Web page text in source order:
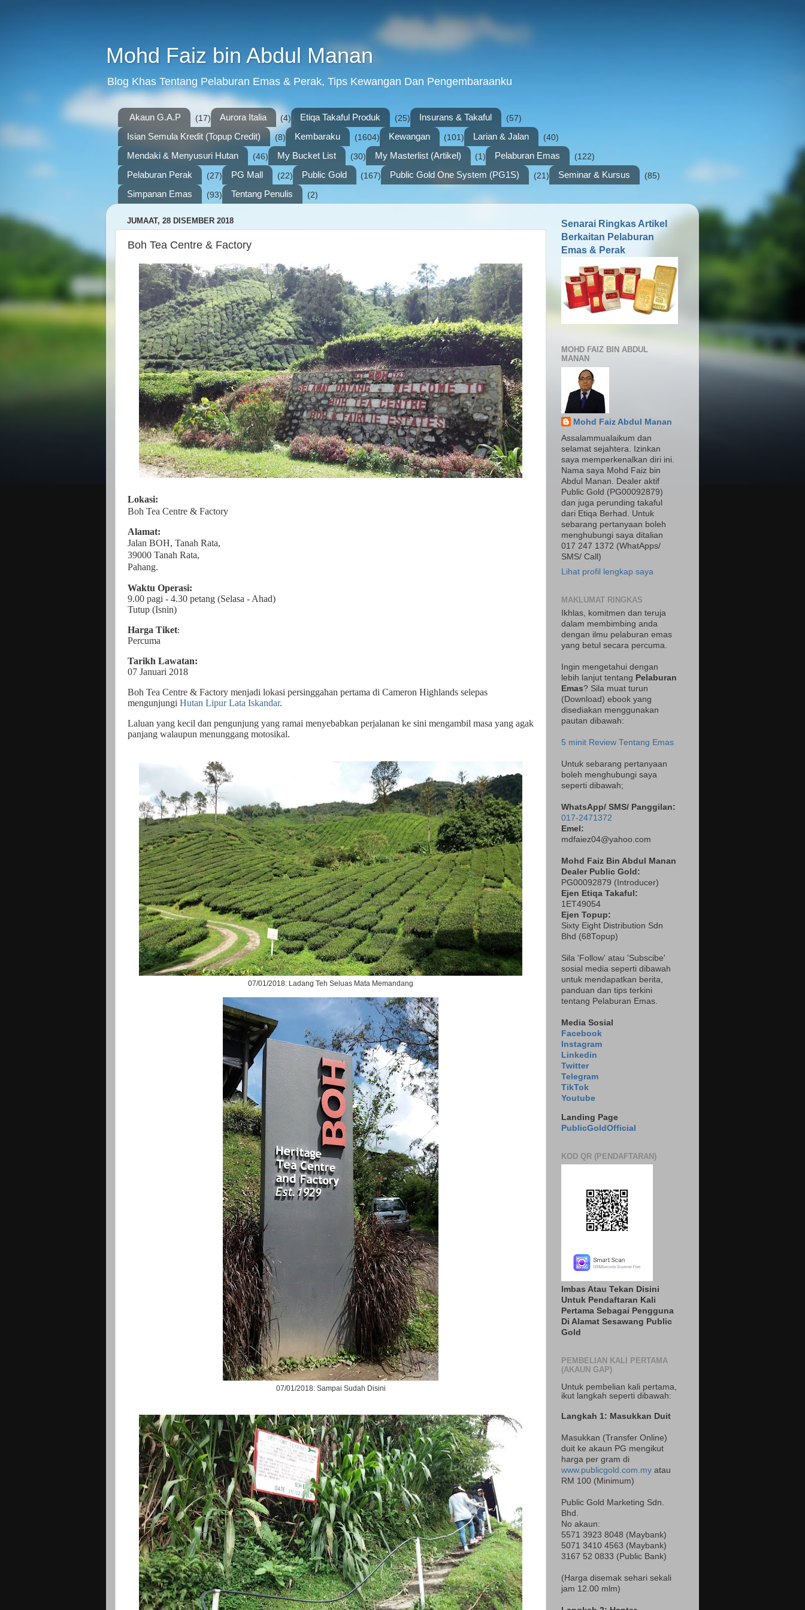
Mohd Faiz bin Abdul Manan
Blog Khas Tentang Pelaburan Emas & Perak, Tips Kewangan Dan Pengembaraanku
Akaun G.A.P (17) Aurora Italia (4) Etiqa Takaful Produk (25) Insurans & Takaful (57)
Isian Semula Kredit (Topup Credit) (8) Kembaraku (1604) Kewangan (101) Larian & Jalan (40)
Mendaki & Menyusuri Hutan (46) My Bucket List (30) My Masterlist (Artikel) (1) Pelaburan Emas (122)
Pelaburan Perak (27) PG Mall (22) Public Gold (167) Public Gold One System (PG1S) (21) Seminar & Kursus (85)
Simpanan Emas (93) Tentang Penulis (2)
JUMAAT, 28 DISEMBER 2018
Boh Tea Centre & Factory
Lokasi:
Boh Tea Centre & Factory
Alamat:
Jalan BOH, Tanah Rata,
39000 Tanah Rata,
Pahang.
Waktu Operasi:
9.00 pagi - 4.30 petang (Selasa - Ahad)
Tutup (Isnin)
Harga Tiket:
Percuma
Tarikh Lawatan:
07 Januari 2018
Boh Tea Centre & Factory menjadi lokasi persinggahan pertama di Cameron Highlands selepas
mengunjungi Hutan Lipur Lata Iskandar.
Laluan yang kecil dan pengunjung yang ramai menyebabkan perjalanan ke sini mengambil masa yang agak
panjang walaupun menunggang motosikal.
07/01/2018: Ladang Teh Seluas Mata Memandang
07/01/2018: Sampai Sudah Disini
Senarai Ringkas Artikel
Berkaitan Pelaburan
Emas & Perak
MOHD FAIZ BIN ABDUL
MANAN
Mohd Faiz Abdul Manan
Assalammualaikum dan
selamat sejahtera. Izinkan
saya memperkenalkan diri ini.
Nama saya Mohd Faiz bin
Abdul Manan. Dealer aktif
Public Gold (PG00092879)
dan juga perunding takaful
dari Etiqa Berhad. Untuk
sebarang pertanyaan boleh
menghubungi saya ditalian
017 247 1372 (WhatApps/
SMS/ Call)
Lihat profil lengkap saya
MAKLUMAT RINGKAS
Ikhlas, komitmen dan teruja
dalam membimbing anda
dengan ilmu pelaburan emas
yang betul secara percuma.
Ingin mengetahui dengan
lebih lanjut tentang Pelaburan
Emas? Sila muat turun
(Download) ebook yang
disediakan menggunakan
pautan dibawah:
5 minit Review Tentang Emas
Untuk sebarang pertanyaan
boleh menghubungi saya
seperti dibawah;
WhatsApp/ SMS/ Panggilan:
017-2471372
Emel:
mdfaiez04@yahoo.com
Mohd Faiz Bin Abdul Manan
Dealer Public Gold:
PG00092879 ( Introducer)
Ejen Etiqa Takaful:
1ET49054
Ejen Topup:
Sixty Eight Distribution Sdn
Bhd (68Topup)
Sila 'Follow' atau 'Subscibe'
sosial media seperti dibawah
untuk mendapatkan berita,
panduan dan tips terkini
tentang Pelaburan Emas.
Media Sosial
Facebook
Instagram
Linkedin
Twitter
Telegram
TikTok
Youtube
Landing Page
PublicGoldOfficial
KOD QR (PENDAFTARAN)
Imbas Atau Tekan Disini
Untuk Pendaftaran Kali
Pertama Sebagai Pengguna
Di Alamat Sesawang Public
Gold
PEMBELIAN KALI PERTAMA
(AKAUN GAP)
Untuk pembelian kali pertama,
ikut langkah seperti dibawah:
Langkah 1: Masukkan Duit
Masukkan (Transfer Online)
duit ke akaun PG mengikut
harga per gram di
www.publicgold.com.my atau
RM 100 (Minimum)
Public Gold Marketing Sdn.
Bhd.
No akaun:
5571 3923 8048 (Maybank)
5071 3410 4563 (Maybank)
3167 52 0833 (Public Bank)
(Harga disemak sehari sekali
jam 12.00 mlm)